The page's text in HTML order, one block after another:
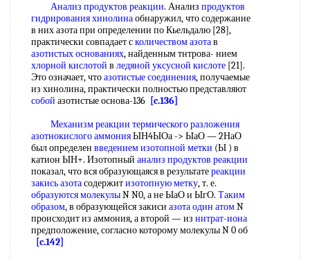
Анализ продуктов реакции. Анализ продуктов
гидрирования хинолинаобнаружил, что содержание
в них азота при определении по Кьельдалю [28],
практически совпадает сколичеством азотав
азотистых основаниях, найденным тнтрова- нием
хлорной кислотой в ледяной уксусной кислоте [21].
Это означает, чтоазотистые соединения, получаемые
из хинолина, практически полностью представляют
собой азотистые основа-136 [c.136]
Механизм реакции термического разложения
азотнокислого аммонияЫН4ЫОа -> ЫаО — 2НаО
был определен введением изотопной метки (Ы ) в
катион ЫН+. Изотопный анализ продуктов реакции
показал, что вся образующаяся в результатереакции
закись азотасодержитизотопную метку, т. е.
образуются молекулыN N0, а не ЫаО и ЫгО. Таким
образом, в образующейся закиси азота один атомN
происходит из аммония, а второй — из нитрат-иона
предположение, согласно которому молекулы N 0 об
[c.142]